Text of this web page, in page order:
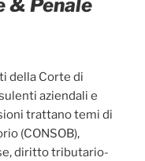
& Penale
della Corte di
aziendali e
trattano temi di
(CONSOB),
diritto tributario-